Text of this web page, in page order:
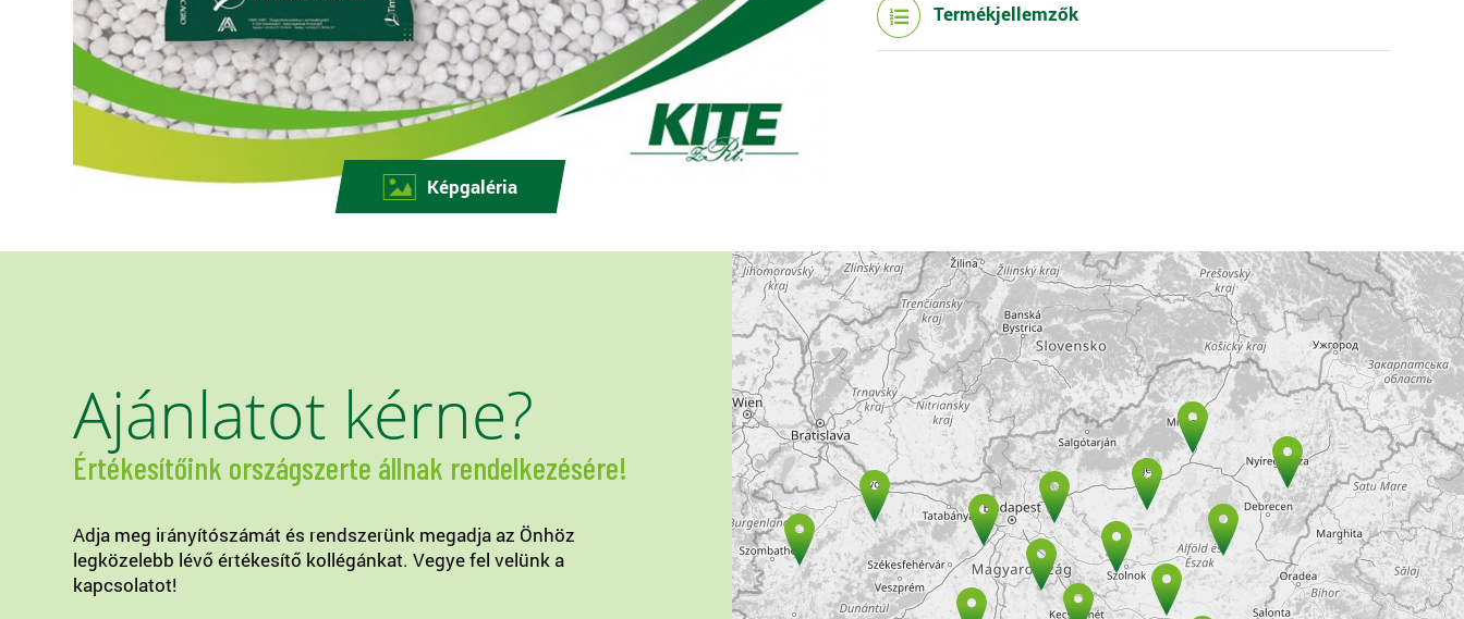
Képgaléria
Termékjellemzők
Ajánlatot kérne?
Értékesítőink országszerte állnak rendelkezésére!
Adja meg irányítószámát és rendszerünk megadja az Önhöz
legközelebb lévő értékesítő kollégánkat. Vegye fel velünk a
kapcsolatot!